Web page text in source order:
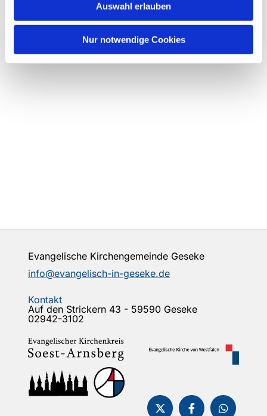
Auswahl erlauben
Nur notwendige Cookies
Evangelische Kirchengemeinde Geseke
info@evangelisch-in-geseke.de
Kontakt
Auf den Strickern 43 - 59590 Geseke
02942-3102